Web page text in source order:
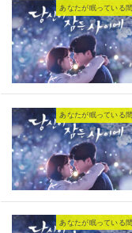
あなたが眠っている
あなたが眠っている
あなたが眠っている